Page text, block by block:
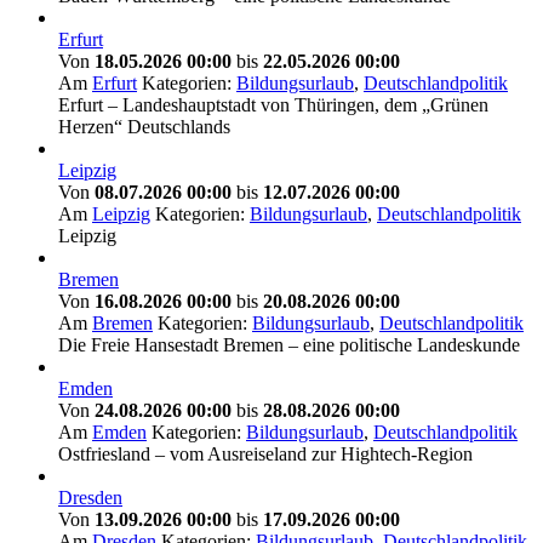
Erfurt
Von 18.05.2026 00:00 bis 22.05.2026 00:00
Am Erfurt Kategorien: Bildungsurlaub, Deutschlandpolitik
Erfurt – Landeshauptstadt von Thüringen, dem „Grünen
Herzen“ Deutschlands
Leipzig
Von 08.07.2026 00:00 bis 12.07.2026 00:00
Am Leipzig Kategorien: Bildungsurlaub, Deutschlandpolitik
Leipzig
Bremen
Von 16.08.2026 00:00 bis 20.08.2026 00:00
Am Bremen Kategorien: Bildungsurlaub, Deutschlandpolitik
Die Freie Hansestadt Bremen – eine politische Landeskunde
Emden
Von 24.08.2026 00:00 bis 28.08.2026 00:00
Am Emden Kategorien: Bildungsurlaub, Deutschlandpolitik
Ostfriesland – vom Ausreiseland zur Hightech-Region
Dresden
Von 13.09.2026 00:00 bis 17.09.2026 00:00